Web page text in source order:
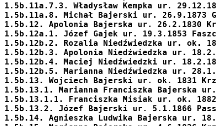
1.5b.11a.7.3. Władysław Kempka ur.
1.5b.11a.8. Michał Bajerski ur. 26.9.1873
1.5b.12. Apolonia Bajerska ur. 26.2.1830
1.5b.12a.1. Józef Gajek ur. 19.3.1853
1.5b.12b.2. Rozalia Niedźwiedzka ur. ok.
1.5b.12b.3. Apolonia Niedźwiedzka ur.
1.5b.12b.4. Maciej Niedźwiedzki ur.
1.5b.12b.5. Marianna Niedźwiedzka ur.
1.5b.13. Wojciech Bajerski ur. ok. 1831
1.5b.13.1. Marianna Franciszka Bajerska ur.
1.5b.13.1.1. Franciszka Misiak ur. ok. 1882
1.5b.13.2. Józef Bajerski ur. 5.1.1866 Pass
1.5b.14. Agnieszka Ludwika Bajerska ur.